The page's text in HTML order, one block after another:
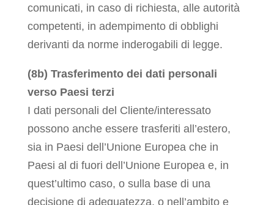
comunicati, in caso di richiesta, alle autorità
competenti, in adempimento di obblighi
derivanti da norme inderogabili di legge.
(8b) Trasferimento dei dati personali
verso Paesi terzi
I dati personali del Cliente/interessato
possono anche essere trasferiti all’estero,
sia in Paesi dell’Unione Europea che in
Paesi al di fuori dell’Unione Europea e, in
quest’ultimo caso, o sulla base di una
decisione di adeguatezza, o nell’ambito e